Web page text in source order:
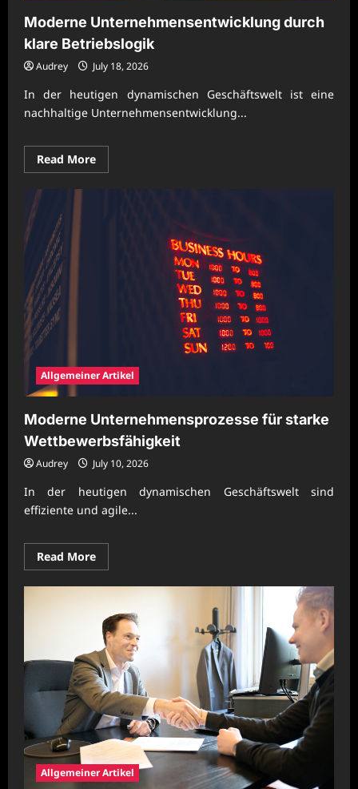
Moderne Unternehmensentwicklung durch
klare Betriebslogik
Audrey July 18, 2026
In der heutigen dynamischen Geschäftswelt ist eine
nachhaltige Unternehmensentwicklung...
Read MoreRead
more
Betriebslogik
Allgemeiner Artikel
Moderne Unternehmensprozesse für starke
Wettbewerbsfähigkeit
Audrey July 10, 2026
In der heutigen dynamischen Geschäftswelt sind
effiziente und agile...
Read MoreRead
more
Moderne
starke
Wettbewerbsfähigkeit
Allgemeiner Artikel